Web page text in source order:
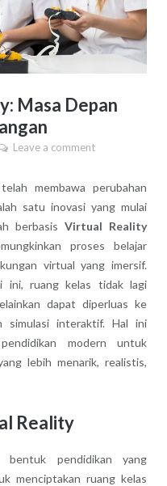
Masa Depan
Leave a comment
membawa perubahan
satu inovasi yang mulai
berbasis Virtual Reality
proses belajar
virtual yang imersif.
ini, ruang kelas tidak lagi
dapat diperluas ke
simulasi interaktif. Hal ini
modern untuk
lebih menarik, realistis,
Reality
bentuk pendidikan yang
menciptakan ruang kelas